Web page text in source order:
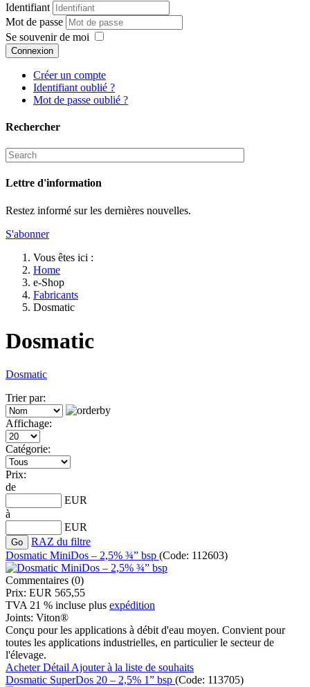
Identifiant
Mot de passe
Se souvenir de moi
Connexion
Créer un compte
Identifiant oublié ?
Mot de passe oublié ?
Rechercher
Lettre d'information
Restez informé sur les dernières nouvelles.
S'abonner
Vous êtes ici :
Home
e-Shop
Fabricants
Dosmatic
Dosmatic
Dosmatic
Trier par:
Affichage:
Catégorie:
Prix:
de
EUR
à
EUR
RAZ du filtre
Dosmatic MiniDos – 2,5% ¾” bsp (Code: 112603)
Commentaires (0)
Prix: EUR 565,55
TVA 21 % incluse plus expédition
Joints: Viton®
Conçu pour les applications à débit d'eau moyen. Convient pour
toutes les applications industrielles, en particulier le secteur de
l'élevage.
AcheterDétailAjouter à la liste de souhaits
Dosmatic SuperDos 20 – 2,5% 1” bsp (Code: 113705)